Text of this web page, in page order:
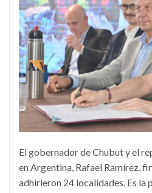
El gobernador de Chubut y el
en Argentina, Rafael Ramírez,
adhirieron 24 localidades. Es la